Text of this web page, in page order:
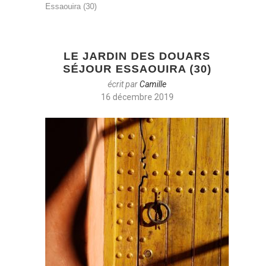
Essaouira (30)
LE JARDIN DES DOUARS
SÉJOUR ESSAOUIRA (30)
écrit parCamille
16 décembre 2019